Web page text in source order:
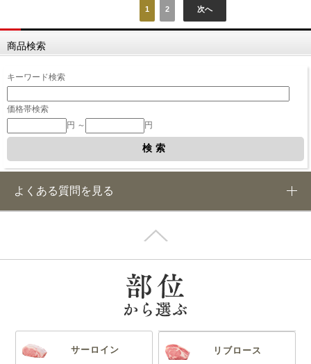
1 2 次へ
商品検索
キーワード検索
価格帯検索
円 ～
円
よくある質問を見る
サーロイン リブロース